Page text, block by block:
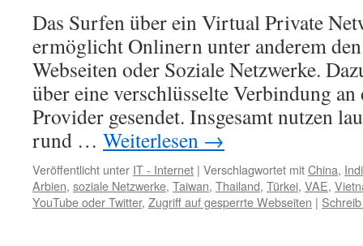
Das Surfen über ein Virtual Private
ermöglicht Onlinern unter anderem
Webseiten oder Soziale Netzwerke.
über eine verschlüsselte Verbindung
Provider gesendet. Insgesamt nutzen
rund … Weiterlesen →
Veröffentlicht unter IT - Internet | Verschlagwortet mitChina,
Arbien, soziale Netzwerke, Taiwan, Thailand, Türkei, VAE,
YouTube oder Twitter, Zugriff auf gesperrte Webseiten |